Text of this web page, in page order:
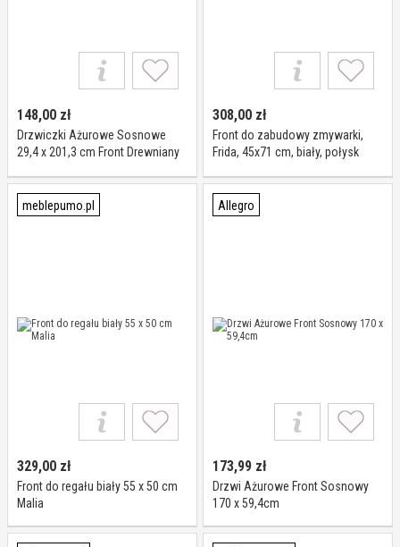
148,00 zł
Drzwiczki Ażurowe Sosnowe
29,4 x 201,3 cm Front Drewniany
308,00 zł
Front do zabudowy zmywarki,
Frida, 45x71 cm, biały, połysk
meblepumo.pl
329,00 zł
Front do regału biały 55 x 50 cm
Malia
Allegro
173,99 zł
Drzwi Ażurowe Front Sosnowy
170 x 59,4cm